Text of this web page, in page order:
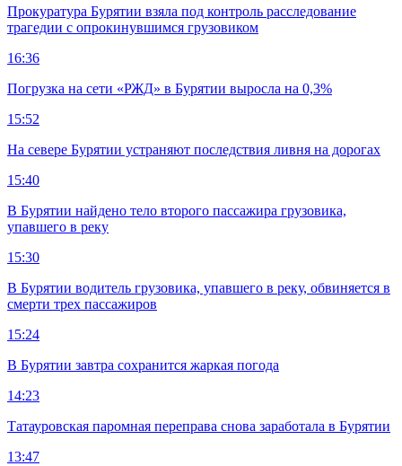
Прокуратура Бурятии взяла под контроль расследование
трагедии с опрокинувшимся грузовиком
16:36
Погрузка на сети «РЖД» в Бурятии выросла на 0,3%
15:52
На севере Бурятии устраняют последствия ливня на дорогах
15:40
В Бурятии найдено тело второго пассажира грузовика,
упавшего в реку
15:30
В Бурятии водитель грузовика, упавшего в реку, обвиняется в
смерти трех пассажиров
15:24
В Бурятии завтра сохранится жаркая погода
14:23
Татауровская паромная переправа снова заработала в Бурятии
13:47